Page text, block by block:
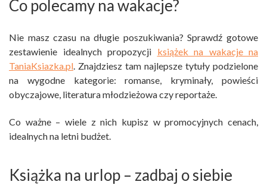
Co polecamy na wakacje?
Nie masz czasu na długie poszukiwania? Sprawdź gotowe
zestawienie idealnych propozycji książek na wakacje na
TaniaKsiazka.pl. Znajdziesz tam najlepsze tytuły podzielone
na wygodne kategorie: romanse, kryminały, powieści
obyczajowe, literatura młodzieżowa czy reportaże.
Co ważne – wiele z nich kupisz w promocyjnych cenach,
idealnych na letni budżet.
Książka na urlop – zadbaj o siebie